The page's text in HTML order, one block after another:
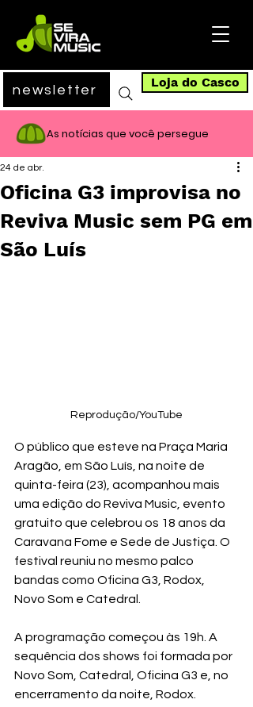
newsletter Loja do Casco
As notícias que você persegue
Oficina G3 improvisa no
Reviva Music sem PG em
São Luís
24 de abr.
Reprodução/YouTube
O público que esteve na Praça Maria
Aragão, em São Luís, na noite de
quinta-feira (23), acompanhou mais
uma edição do Reviva Music, evento
gratuito que celebrou os 18 anos da
Caravana Fome e Sede de Justiça. O
festival reuniu no mesmo palco
bandas como Oficina G3, Rodox,
Novo Som e Catedral.
A programação começou às 19h. A
sequência dos shows foi formada por
Novo Som, Catedral, Oficina G3 e, no
encerramento da noite, Rodox.